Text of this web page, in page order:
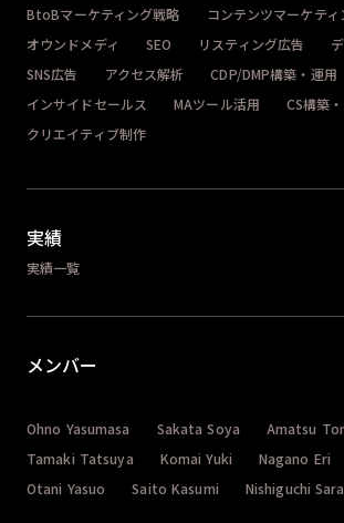
BtoBマーケティング戦略
コンテンツマーケティ
オウンドメディ
SEO リスティング広告
SNS広告
アクセス解析
CDP/DMP構築・運用
インサイドセールス
MAツール活用
CS構築
クリエイティブ制作
実績
実績一覧
メンバー
Ohno Yasumasa Sakata Soya
Amatsu
Tamaki Tatsuya
Komai Yuki Nagano Eri
Otani Yasuo
Saito Kasumi Nishiguchi Sara